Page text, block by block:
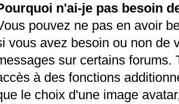
n'ai-je pas besoin
pouvez ne pas en avoir
vous avez besoin ou non de
sur certains forums.
à des fonctions
le choix d'une image